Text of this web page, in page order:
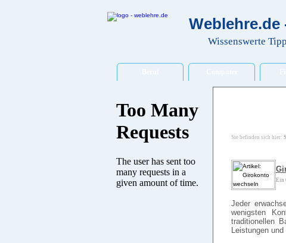
Weblehre.de
Wissenswerte
Sie befinden sich hier:
Ein
Jeder
wenigsten
traditionellen
Leistungen